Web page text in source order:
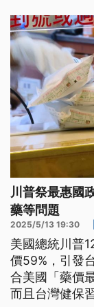
川普祭最惠國
藥等問題
2025/5/13 19:30
美國總統川普
價59%，引發
合美國「藥價
而且台灣健保